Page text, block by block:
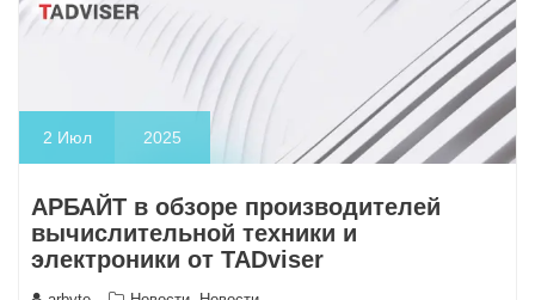
2 Июл 2025
АРБАЙТ в обзоре производителей
вычислительной техники и
электроники от TADviser